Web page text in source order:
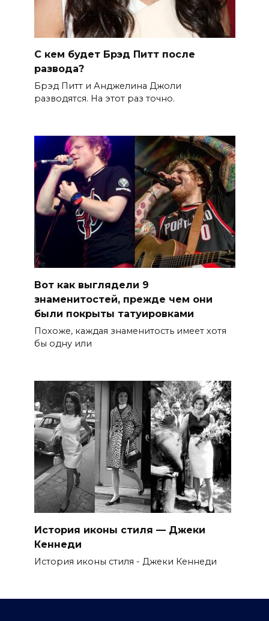
С кем будет Брэд Питт после
развода?
Брэд Питт и Анджелина Джоли
разводятся. На этот раз точно.
Вот как выглядели 9
знаменитостей, прежде чем они
были покрыты татуировками
Похоже, каждая знаменитость имеет хотя
бы одну или
История иконы стиля — Джеки
Кеннеди
История иконы стиля - Джеки Кеннеди